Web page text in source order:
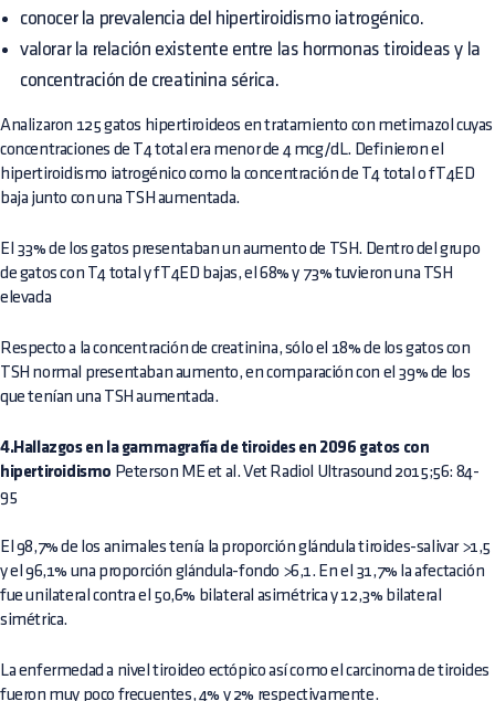
conocer la prevalencia del hipertiroidismo iatrogénico.
valorar la relación existente entre las hormonas tiroideas y la
concentración de creatinina sérica.
Analizaron 125 gatos hipertiroideos en tratamiento con metimazol cuyas
concentraciones de T4 total era menor de 4 mcg/dL. Definieron el
hipertiroidismo iatrogénico como la concentración de T4 total o fT4ED
baja junto con una TSH aumentada.
El 33% de los gatos presentaban un aumento de TSH. Dentro del grupo
de gatos con T4 total y fT4ED bajas, el 68% y 73% tuvieron una TSH
elevada
Respecto a la concentración de creatinina, sólo el 18% de los gatos con
TSH normal presentaban aumento, en comparación con el 39% de los
que tenían una TSH aumentada.
4.Hallazgos en la gammagrafía de tiroides en 2096 gatos con
hipertiroidismo Peterson ME et al. Vet Radiol Ultrasound 2015;56: 84-
95
El 98,7% de los animales tenía la proporción glándula tiroides-salivar >1,5
y el 96,1% una proporción glándula-fondo >6,1. En el 31,7% la afectación
fue unilateral contra el 50,6% bilateral asimétrica y 12,3% bilateral
simétrica.
La enfermedad a nivel tiroideo ectópico así como el carcinoma de tiroides
fueron muy poco frecuentes, 4% y 2% respectivamente.